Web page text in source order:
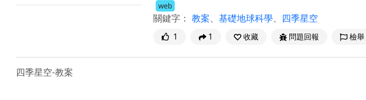
web
關鍵字： 教案、 基礎地球科學、 四季星空
1 1 收藏 問題回報 檢舉